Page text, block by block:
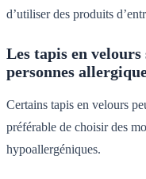
d’utiliser des produits
Les tapis en
personnes
Certains tapis en velours
préférable de choisir des
hypoallergéniques.